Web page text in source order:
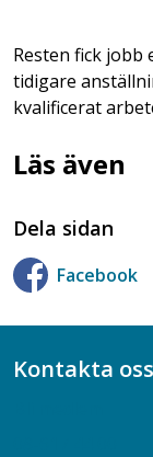
Resten fick
tidigare
kvalificerat
Läs även
Dela sidan
Facebook
Kontakta oss